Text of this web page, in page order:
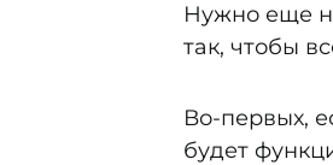
Нужно еще
так, чтобы
Во-первых,
будет